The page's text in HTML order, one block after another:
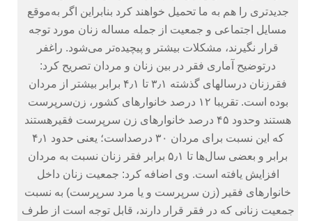
جدیدتری را هم به ما تحمیل خواهند کرد بنابراین اگر به‌موقع
مسایل اجتماعی و جمعیت از جمله مساله زنان مورد توجه
قرار نگیرند، مشکلات بیشتر و پیچیده‌تر می‌شود.‏ راغفر
درتوضیح آماری فقر در بین زنان و مردان تصریح کرد:
فقرزنان درسالهای گذشته ۳٫۱ تا ۴٫۱ برابر بیشتر از مردان
بوده است. تقریبا ۱۲ درصد خانوارهای کشور، زن‌سرپرست
هستند وحدود ۴۵ درصد خانوارهای زن سرپرست فقیرهستند
که این نسبت برای مردان ۳۰ درصداست؛ یعنی حدود ۴٫۱
برابر و بعضی سال‌ها تا ۵٫۱ برابر فقر زنان نسبت به مردان
افزایش یافته است.‏ وی اضافه کرد: جمعیت زنان داخل
خانوارهای فقیر (زن سرپرست و یا مرد سرپرست) به نسبت
جمعیت زنانی که در فقر قرار دارند، قابل توجه است از طرف